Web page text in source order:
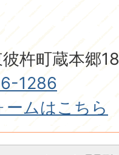
杵町蔵本郷
1286
ムはこちら